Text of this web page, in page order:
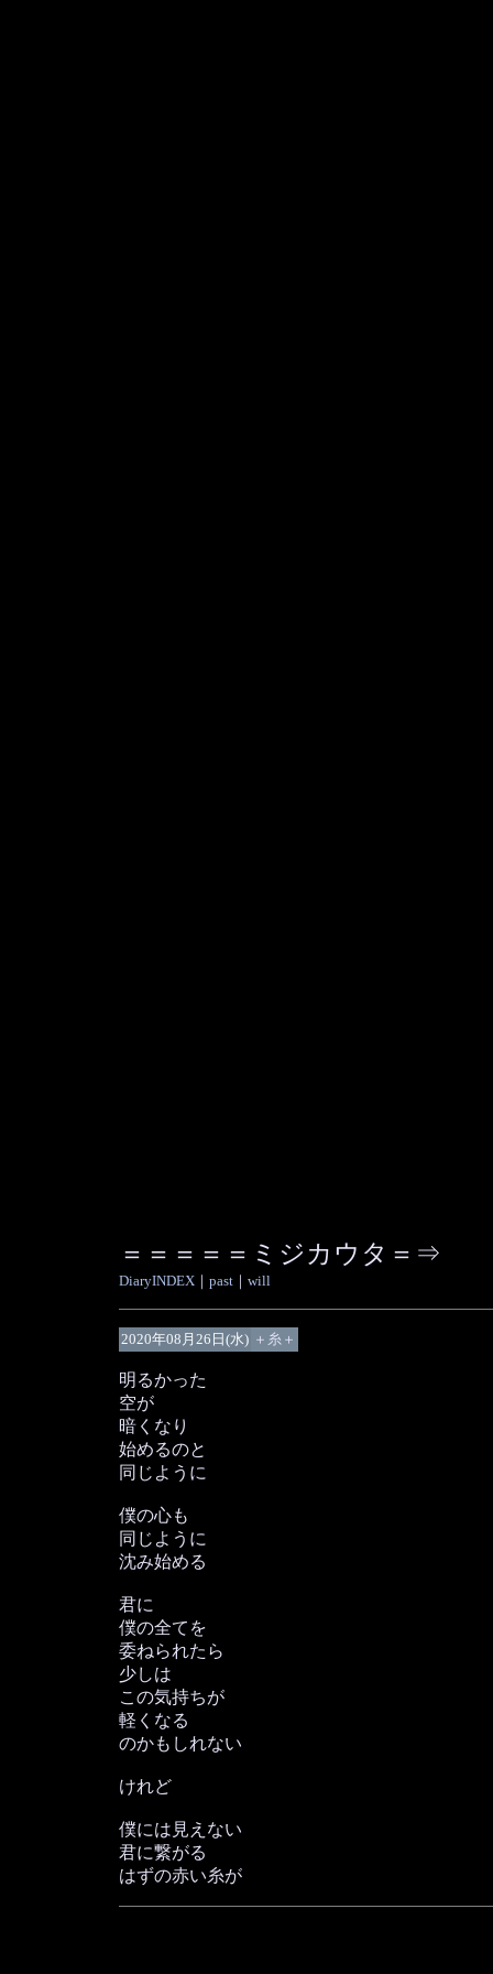
＝＝＝＝＝ミジカウタ＝⇒
DiaryINDEX｜ past｜ will
2020年08月26日(水) ＋糸＋
明るかった
空が
暗くなり
始めるのと
同じように
僕の心も
同じように
沈み始める
君に
僕の全てを
委ねられたら
少しは
この気持ちが
軽くなる
のかもしれない
けれど
僕には見えない
君に繋がる
はずの赤い糸が